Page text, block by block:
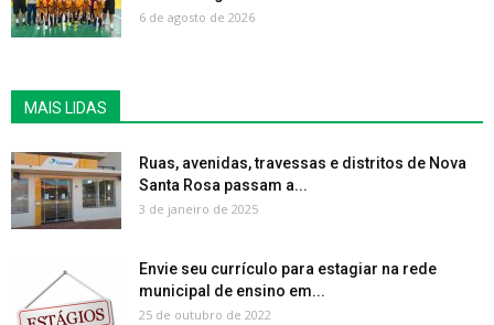
6 de agosto de 2026
MAIS LIDAS
Ruas, avenidas, travessas e distritos de Nova
Santa Rosa passam a...
3 de janeiro de 2025
Envie seu currículo para estagiar na rede
municipal de ensino em...
25 de outubro de 2022